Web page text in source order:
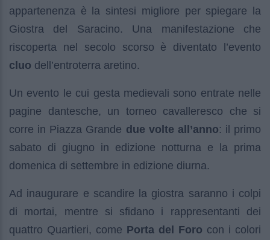
appartenenza è la sintesi migliore per spiegare la
Giostra del Saracino. Una manifestazione che
riscoperta nel secolo scorso è diventato l’evento
cluo dell’entroterra aretino.
Un evento le cui gesta medievali sono entrate nelle
pagine dantesche, un torneo cavalleresco che si
corre in Piazza Grande due volte all’anno: il primo
sabato di giugno in edizione notturna e la prima
domenica di settembre in edizione diurna.
Ad inaugurare e scandire la giostra saranno i colpi
di mortai, mentre si sfidano i rappresentanti dei
quattro Quartieri, come Porta del Foro con i colori